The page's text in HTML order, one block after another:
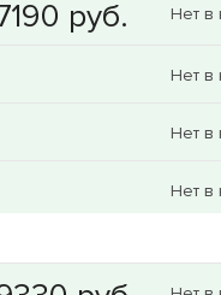
Нет в
Нет в
Нет в
Нет в